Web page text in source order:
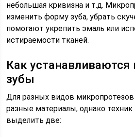
небольшая кривизна и т.д.
изменить форму зуба, убрать
помогают укрепить эмаль или
истираемости тканей.
Как устанавливаются
зубы
Для разных видов
разные материалы, однако
выделить две: